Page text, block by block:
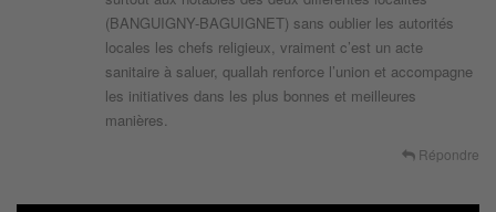
(BANGUIGNY-BAGUIGNET) sans oublier les autorités
locales les chefs religieux, vraiment c’est un acte
sanitaire à saluer, quallah renforce l’union et accompagne
les initiatives dans les plus bonnes et meilleures
manières.
Répondre